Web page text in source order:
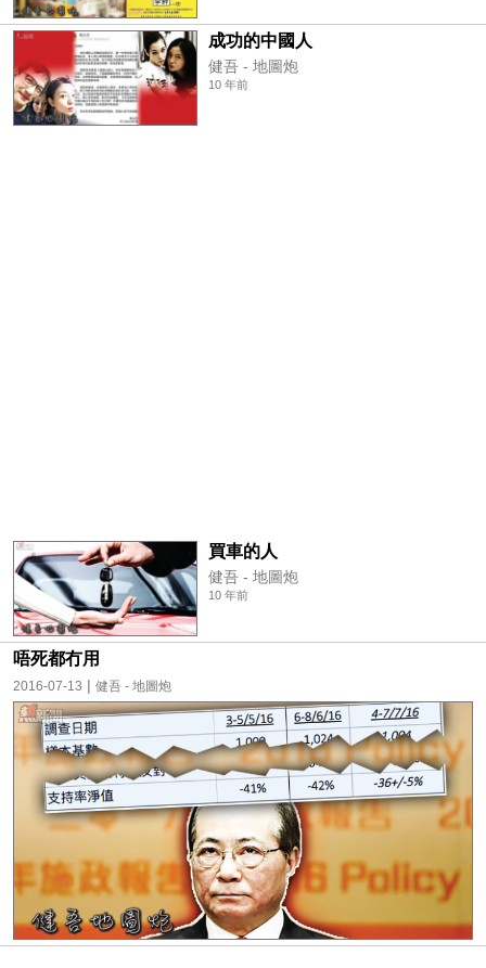
成功的中國人
健吾 - 地圖炮
10 年前
買車的人
健吾 - 地圖炮
10 年前
唔死都冇用
2016-07-13 | 健吾 - 地圖炮